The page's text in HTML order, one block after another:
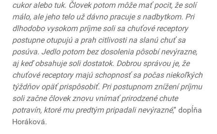
cukor alebo tuk. Človek potom môže mať pocit, že solí
málo, ale jeho telo už dávno pracuje s nadbytkom. Pri
dlhodobo vysokom príjme soli sa chuťové receptory
postupne otupujú a prah citlivosti na slanú chuť sa
posúva. Jedlo potom bez dosolenia pôsobí nevýrazne,
aj keď obsahuje soli dostatok. Dobrou správou je, že
chuťové receptory majú schopnosť sa počas niekoľkých
týždňov opäť prispôsobiť. Pri postupnom znížení príjmu
soli začne človek znovu vnímať prirodzené chute
potravín, ktoré mu predtým pripadali nevýrazné,” dopĺňa
Horáková.